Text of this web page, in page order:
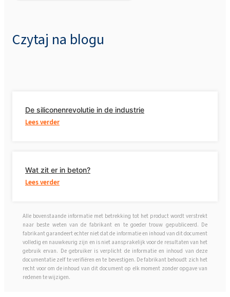
Czytaj na blogu
De siliconenrevolutie in de industrie
Lees verder
Wat zit er in beton?
Lees verder
Alle bovenstaande informatie met betrekking tot het product wordt verstrekt
naar beste weten van de fabrikant en te goeder trouw gepubliceerd. De
fabrikant garandeert echter niet dat de informatie en inhoud van dit document
volledig en nauwkeurig zijn en is niet aansprakelijk voor de resultaten van het
gebruik ervan. De gebruiker is verplicht de informatie en inhoud van deze
documentatie zelf te verifiëren en te bevestigen. De fabrikant behoudt zich het
recht voor om de inhoud van dit document op elk moment zonder opgave van
redenen te wijzigen.